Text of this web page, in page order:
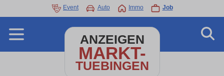
Event Auto Immo Job
ANZEIGEN
MARKT-
TUEBINGEN